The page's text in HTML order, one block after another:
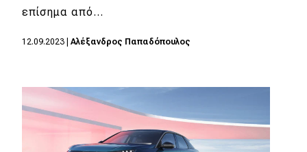
επίσημα από…
12.09.2023 Αλέξανδρος Παπαδόπουλος